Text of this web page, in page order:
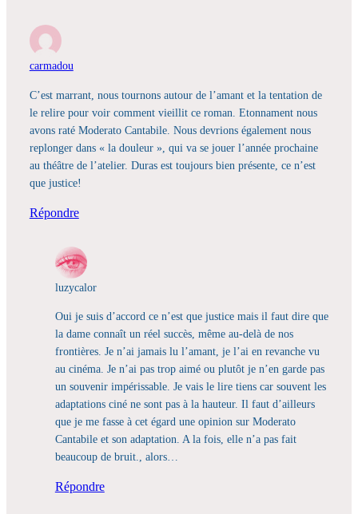
carmadou
C’est marrant, nous tournons autour de l’amant et la tentation de
le relire pour voir comment vieillit ce roman. Etonnament nous
avons raté Moderato Cantabile. Nous devrions également nous
replonger dans « la douleur », qui va se jouer l’année prochaine
au théâtre de l’atelier. Duras est toujours bien présente, ce n’est
que justice!
Répondre
luzycalor
Oui je suis d’accord ce n’est que justice mais il faut dire que
la dame connaît un réel succès, même au-delà de nos
frontières. Je n’ai jamais lu l’amant, je l’ai en revanche vu
au cinéma. Je n’ai pas trop aimé ou plutôt je n’en garde pas
un souvenir impérissable. Je vais le lire tiens car souvent les
adaptations ciné ne sont pas à la hauteur. Il faut d’ailleurs
que je me fasse à cet égard une opinion sur Moderato
Cantabile et son adaptation. A la fois, elle n’a pas fait
beaucoup de bruit., alors…
Répondre